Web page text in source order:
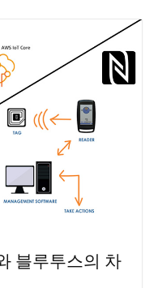
블루투스의 차